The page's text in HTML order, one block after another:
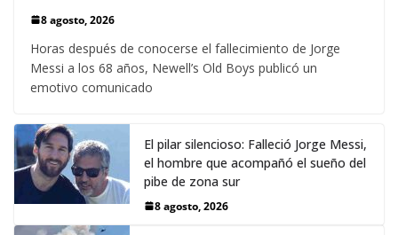
8 agosto, 2026
Horas después de conocerse el fallecimiento de Jorge
Messi a los 68 años, Newell’s Old Boys publicó un
emotivo comunicado
El pilar silencioso: Falleció Jorge Messi,
el hombre que acompañó el sueño del
pibe de zona sur
8 agosto, 2026